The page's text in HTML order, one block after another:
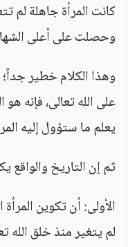
كانت المرأة جاهلة لم
وحصلت على أعلى
وهذا الكلام خطير
على الله تعالى، فإنه
يعلم ما ستؤول إليه
ثم إن التاريخ
الأولى: أن تكوين
لم يتغير منذ خلق الله